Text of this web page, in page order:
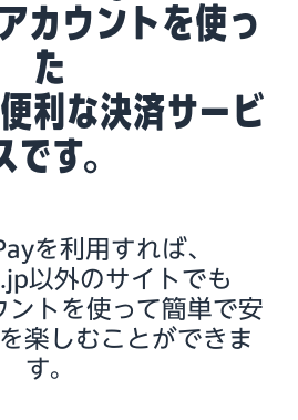
ウントを使っ
た
利な決済サービ
です。
を利用すれば、
以外のサイトでも
トを使って簡単で安
楽しむことができま
す。